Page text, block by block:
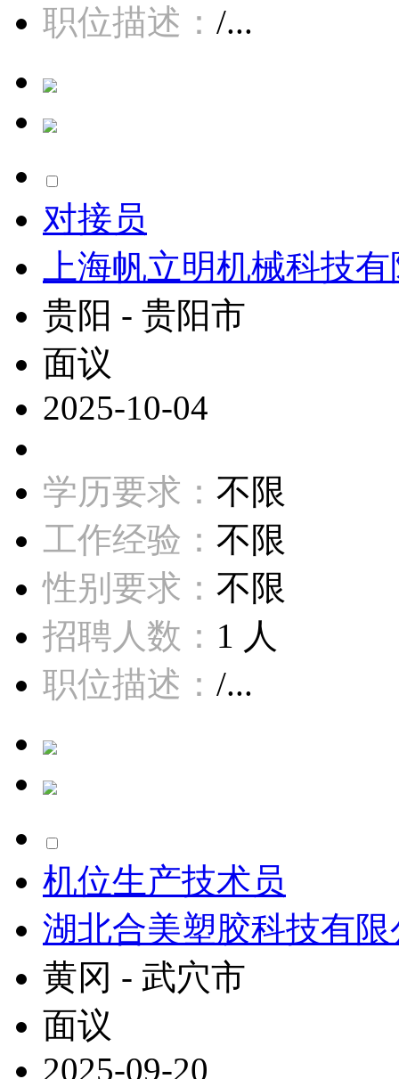
职位描述： /...
对接员
上海帆立明机械科技
贵阳 - 贵阳市
面议
2025-10-04
学历要求： 不限
工作经验： 不限
性别要求： 不限
招聘人数： 1 人
职位描述： /...
机位生产技术员
湖北合美塑胶科技有限
黄冈 - 武穴市
面议
2025-09-20